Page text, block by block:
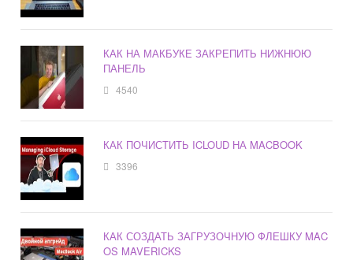
КАК НА МАКБУКЕ ЗАКРЕПИТЬ НИЖНЮЮ
ПАНЕЛЬ
4540
КАК ПОЧИСТИТЬ ICLOUD НА MACBOOK
3396
КАК СОЗДАТЬ ЗАГРУЗОЧНУЮ ФЛЕШКУ MAC
OS MAVERICKS